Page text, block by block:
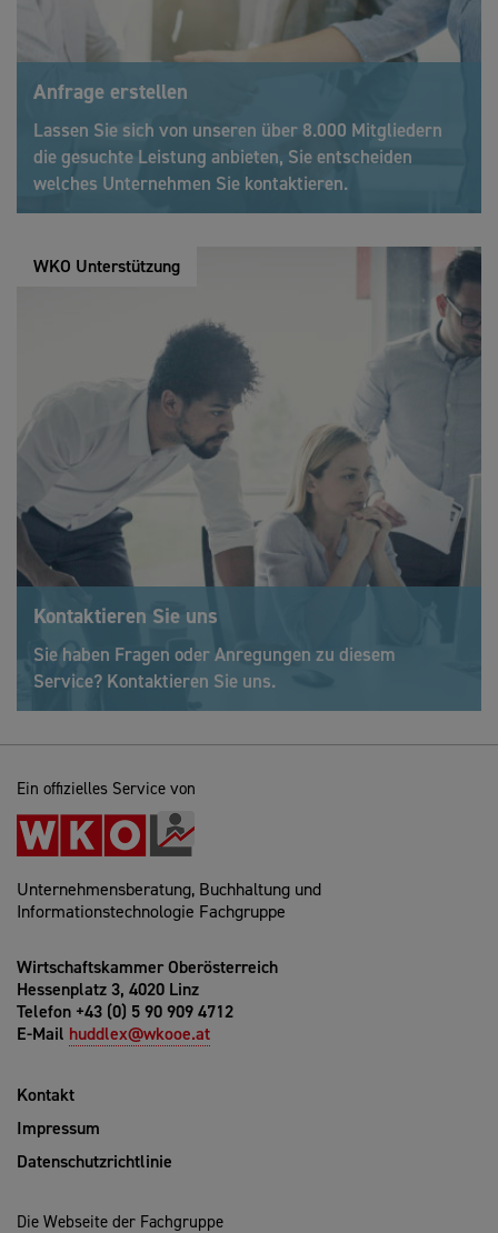
Anfrage erstellen
Lassen Sie sich von unseren über 8.000 Mitgliedern
die gesuchte Leistung anbieten, Sie entscheiden
welches Unternehmen Sie kontaktieren.
WKO Unterstützung
Kontaktieren Sie uns
Sie haben Fragen oder Anregungen zu diesem
Service? Kontaktieren Sie uns.
Ein offizielles Service von
Unternehmensberatung, Buchhaltung und
Informationstechnologie Fachgruppe
Wirtschaftskammer Oberösterreich
Hessenplatz 3, 4020 Linz
Telefon +43 (0) 5 90 909 4712
E-Mail huddlex@wkooe.at
Kontakt
Impressum
Datenschutzrichtlinie
Die Webseite der Fachgruppe